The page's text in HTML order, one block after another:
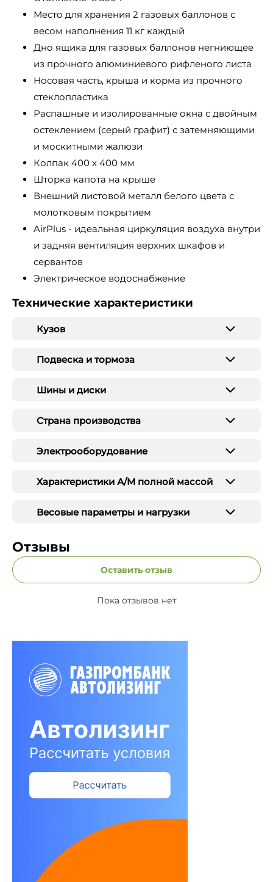
Место для хранения 2 газовых баллонов с
весом наполнения 11 кг каждый
Дно ящика для газовых баллонов негниющее
из прочного алюминиевого рифленого листа
Носовая часть, крыша и корма из прочного
стеклопластика
Распашные и изолированные окна с двойным
остеклением (серый графит) с затемняющими
и москитными жалюзи
Колпак 400 х 400 мм
Шторка капота на крыше
Внешний листовой металл белого цвета с
молотковым покрытием
AirPlus - идеальная циркуляция воздуха внутри
и задняя вентиляция верхних шкафов и
сервантов
Электрическое водоснабжение
Технические характеристики
Кузов
Подвеска и тормоза
Шины и диски
Страна производства
Электрооборудование
Характеристики А/М полной массой
Весовые параметры и нагрузки
Отзывы
Оставить отзыв
Пока отзывов нет